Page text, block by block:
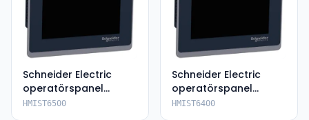
Schneider Electric
operatörspanel
HMIST6500
HMIST6500
Schneider Electric
operatörspanel
HMIST6400
HMIST6400